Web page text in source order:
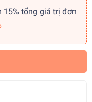
tổng giá trị đơn